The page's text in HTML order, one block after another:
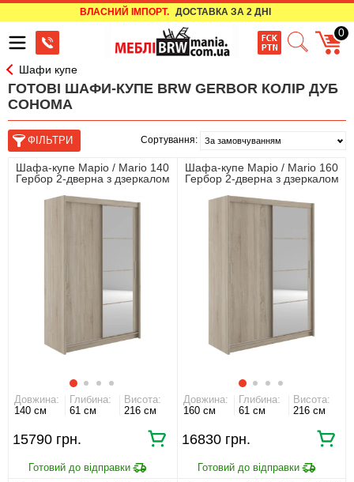
ВЛАСНИЙ ІМПОРТ. ДОСТАВКА ЗА 2 ДНІ
0
Шафи купе
ГОТОВІ ШАФИ-КУПЕ BRW GERBOR КОЛІР ДУБ
СОНОМА
Сортування:
Шафа-купе Маріо / Mario 140
Гербор 2-дверна з дзеркалом
Довжина:
140 см
Глибина:
61 см
Висота:
216 см
15790
Шафа-купе Маріо / Mario 160
Гербор 2-дверна з дзеркалом
Довжина:
160 см
Глибина:
61 см
Висота:
216 см
16830